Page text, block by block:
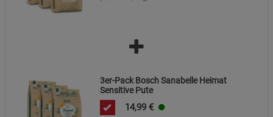
3er-Pack Bosch Sanabelle Heimat
Sensitive Pute
14,99 €